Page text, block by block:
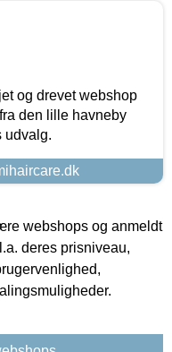
og drevet webshop
den lille havneby
udvalg.
webshops og anmeldt
deres prisniveau,